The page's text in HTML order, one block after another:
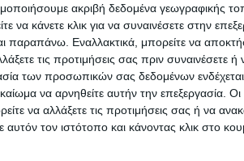
ακριβή δεδομένα γεωγραφικής
κάνετε κλικ για να συναινέσετε στην
παραπάνω. Εναλλακτικά, μπορείτε να
τις προτιμήσεις σας πριν συναινέσετε ή
των προσωπικών σας δεδομένων ενδέχεται
να αρνηθείτε αυτήν την επεξεργασία.
να αλλάξετε τις προτιμήσεις σας ή να
αυτόν τον ιστότοπο και κάνοντας κλικ στο
μέλη, ενώ στη δικογραφία
μέλη της εγκληματικής
μεταξύ αυτών και
για εγκληματική
καθώς και για παράβαση
τα ναρκωτικά.